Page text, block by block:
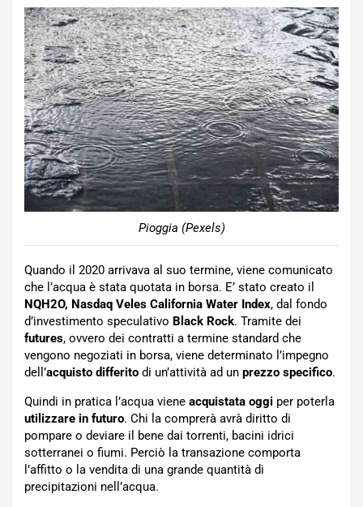
Pioggia (Pexels)
Quando il 2020 arrivava al suo termine, viene comunicato
che l’acqua è stata quotata in borsa. E’ stato creato il
NQH2O, Nasdaq Veles California Water Index, dal fondo
d’investimento speculativo Black Rock. Tramite dei
futures, ovvero dei contratti a termine standard che
vengono negoziati in borsa, viene determinato l’impegno
dell’acquisto differito di un’attività ad un prezzo specifico.
Quindi in pratica l’acqua viene acquistata oggi per poterla
utilizzare in futuro. Chi la comprerà avrà diritto di
pompare o deviare il bene dai torrenti, bacini idrici
sotterranei o fiumi. Perciò la transazione comporta
l’affitto o la vendita di una grande quantità di
precipitazioni nell’acqua.